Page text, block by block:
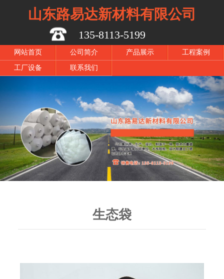
山东路易达新材料有限公司
135-8113-5199
网站首页 公司简介 产品展示 工程案例
工厂设备 联系我们
生态袋